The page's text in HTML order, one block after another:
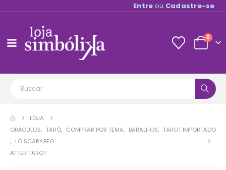
Entre ou Cadastre-se
0
LOJA
ORÁCULOS, TARÔ, COMPRAR POR TEMA, BARALHOS, TAROT IMPORTADO
, LO SCARABEO
AFTER TAROT